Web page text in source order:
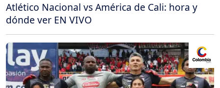
Atlético Nacional vs América de Cali: hora y
dónde ver EN VIVO